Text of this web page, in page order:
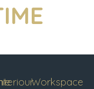
Workspace